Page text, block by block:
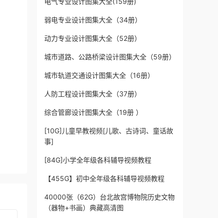
弱电专业设计图集大全（34册）
动力专业设计图集大全（52册）
城市道路、公路桥梁设计图集大全（59册）
城市轨道交通设计图集大全（16册）
人防工程设计图集大全（37册）
综合管廊设计图集大全（19册 ）
[10G]儿童早教视频[儿歌、古诗词、童话故
事]
[84G]小学全年级各科辅导视频教程
【455G】初中全年级各科辅导视频教程
40000张（62G）台北故宫博物院历史文物
（器物+书画）典藏高清图